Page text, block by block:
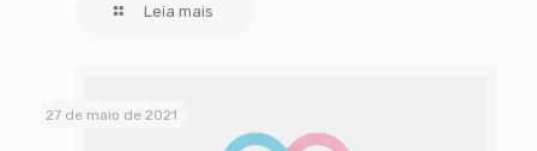
Leia mais
27 de maio de 2021